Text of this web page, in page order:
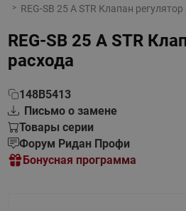
REG-SB 25 A STR Клапан
REG-SB 25 A STR
расхода
148B5413
Письмо о замене
Товары серии
Форум Ридан Профи
Бонусная программа